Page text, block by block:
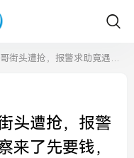
先要钱，噩梦！中国球迷墨西哥街头遭抢，报警求助竟遇二次伤害，警察来了先要钱
头遭抢，报警
来了先要钱，